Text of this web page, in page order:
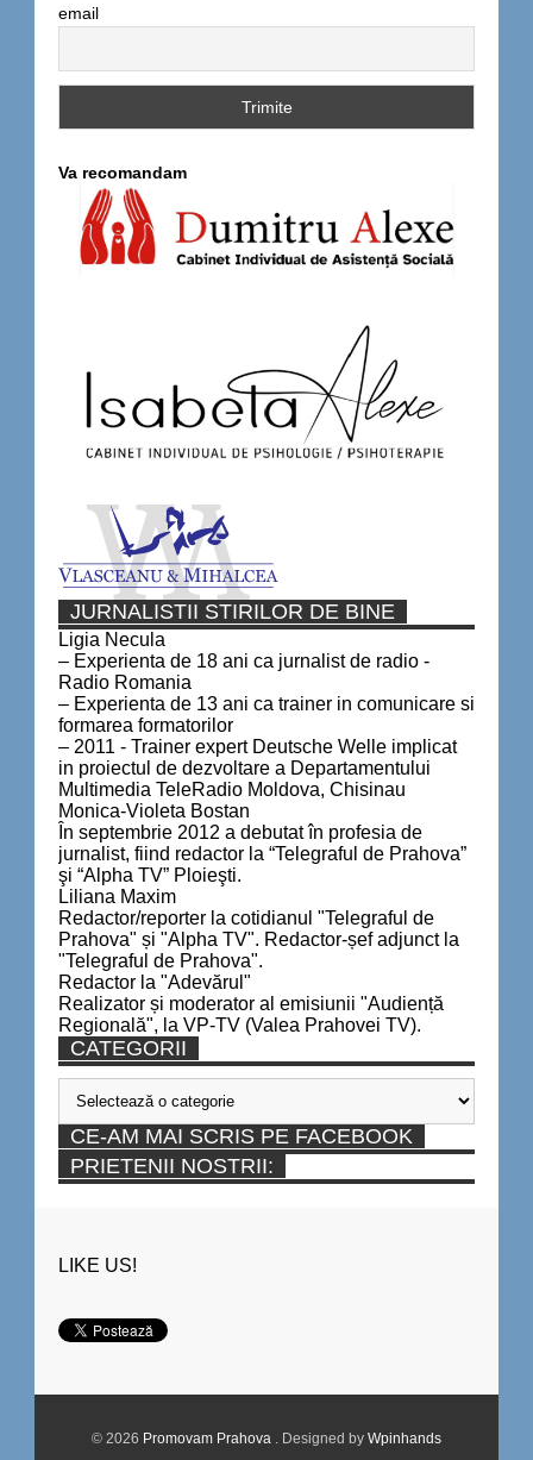
email
Va recomandam
JURNALISTII STIRILOR DE BINE
Ligia Necula
– Experienta de 18 ani ca jurnalist de radio -
Radio Romania
– Experienta de 13 ani ca trainer in comunicare si
formarea formatorilor
– 2011 - Trainer expert Deutsche Welle implicat
in proiectul de dezvoltare a Departamentului
Multimedia TeleRadio Moldova, Chisinau
Monica-Violeta Bostan
În septembrie 2012 a debutat în profesia de
jurnalist, fiind redactor la “Telegraful de Prahova”
şi “Alpha TV” Ploieşti.
Liliana Maxim
Redactor/reporter la cotidianul "Telegraful de
Prahova" și "Alpha TV". Redactor-șef adjunct la
"Telegraful de Prahova".
Redactor la "Adevărul"
Realizator și moderator al emisiunii "Audiență
Regională", la VP-TV (Valea Prahovei TV).
CATEGORII
Categorii
CE-AM MAI SCRIS PE FACEBOOK
PRIETENII NOSTRII:
LIKE US!
© 2026 Promovam Prahova . Designed by Wpinhands